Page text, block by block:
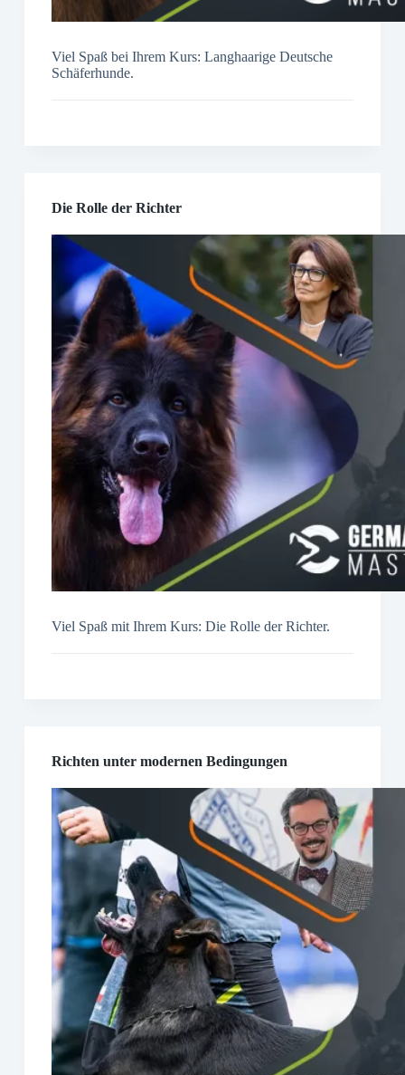
Viel Spaß bei Ihrem Kurs: Langhaarige Deutsche
Schäferhunde.
Die Rolle der Richter
Viel Spaß mit Ihrem Kurs: Die Rolle der Richter.
Richten unter modernen Bedingungen